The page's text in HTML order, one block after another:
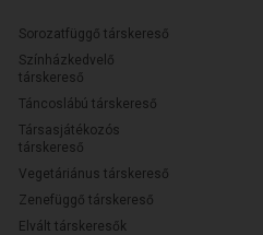
Sorozatfüggő társkereső
Színházkedvelő
társkereső
Táncoslábú társkereső
Társasjátékozós
társkereső
Vegetáriánus társkereső
Zenefüggő társkereső
Elvált társkeresők